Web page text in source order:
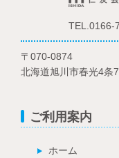
TEL.0166-
〒070-0874
北海道旭川市春光4条
ご利用案内
ホーム